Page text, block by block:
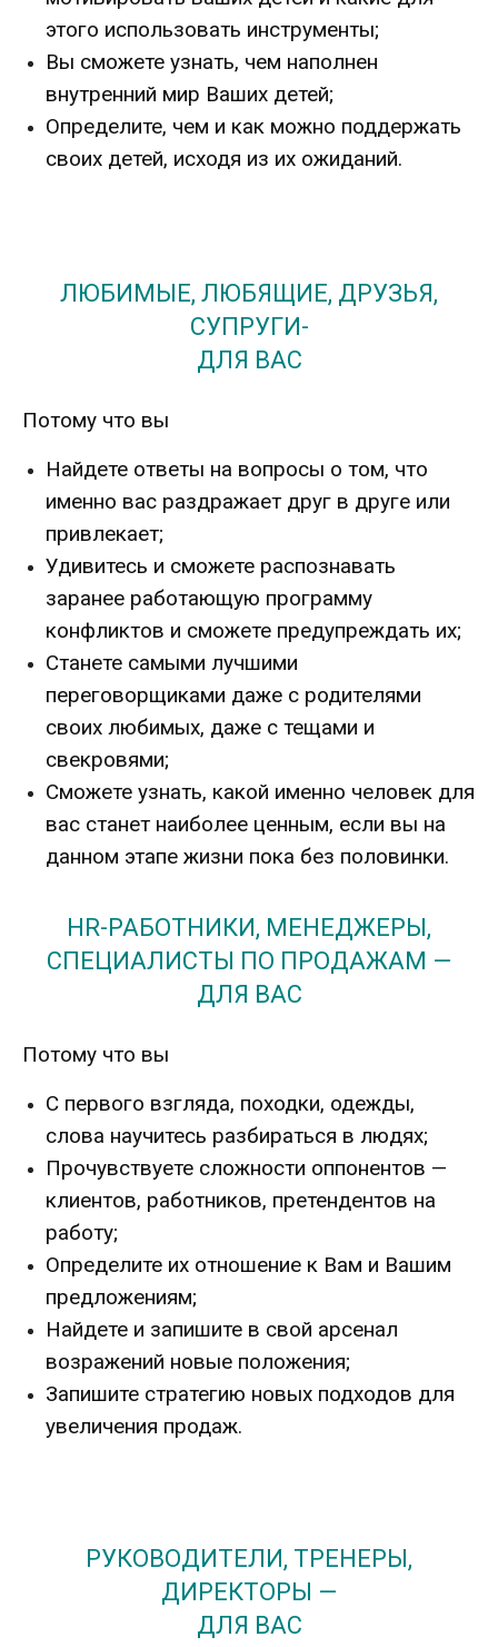
этого использовать инструменты;
Вы сможете узнать, чем наполнен
внутренний мир Ваших детей;
Определите, чем и как можно поддержать
своих детей, исходя из их ожиданий.
ЛЮБИМЫЕ, ЛЮБЯЩИЕ, ДРУЗЬЯ,
СУПРУГИ-
ДЛЯ ВАС
Потому что вы
Найдете ответы на вопросы о том, что
именно вас раздражает друг в друге или
привлекает;
Удивитесь и сможете распознавать
заранее работающую программу
конфликтов и сможете предупреждать их;
Станете самыми лучшими
переговорщиками даже с родителями
своих любимых, даже с тещами и
свекровями;
Сможете узнать, какой именно человек для
вас станет наиболее ценным, если вы на
данном этапе жизни пока без половинки.
HR-РАБОТНИКИ, МЕНЕДЖЕРЫ,
СПЕЦИАЛИСТЫ ПО ПРОДАЖАМ —
ДЛЯ ВАС
Потому что вы
С первого взгляда, походки, одежды,
слова научитесь разбираться в людях;
Прочувствуете сложности оппонентов —
клиентов, работников, претендентов на
работу;
Определите их отношение к Вам и Вашим
предложениям;
Найдете и запишите в свой арсенал
возражений новые положения;
Запишите стратегию новых подходов для
увеличения продаж.
РУКОВОДИТЕЛИ, ТРЕНЕРЫ,
ДИРЕКТОРЫ —
ДЛЯ ВАС